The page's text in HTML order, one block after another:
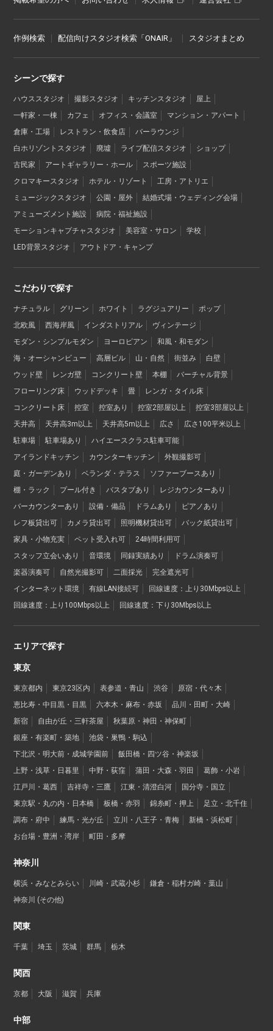
作例検索 配信向けスタジオ検索「ONAIR」 スタジオまとめ
シーンで探す
ハウススタジオ 撮影スタジオ キッチンスタジオ
屋上
一軒家・一棟
カフェ オフィス・会議室
マンション・アパート
倉庫・工場
レストラン・飲食店
バーラウンジ
白ホリゾントスタジオ
廃墟 ライブ配信スタジオ
ショップ
古民家
アートギャラリー・ホール
スポーツ施設
クロマキースタジオ
ホテル・リゾート
工房・アトリエ
ミュージックスタジオ
公園・屋外
結婚式場・ウェディング会場
アミューズメント施設
病院・福祉施設
モーションキャプチャスタジオ
美容室・サロン
学校
LED背景スタジオ
アウトドア・キャンプ
こだわりで探す
ナチュラル グリーン ホワイト ラグジュアリー
ポップ
北欧風
西海岸風 インダストリアル
ヴィンテージ
モダン・シンプルモダン
ヨーロピアン
和風・和モダン
海・オーシャンビュー
高層ビル 山・自然 街並み
白壁
ウッド壁
レンガ壁 コンクリート壁 本棚
バーチャル背景
フローリング床
ウッドデッキ 畳
レンガ・タイル床
コンクリート床
控室 控室あり 控室2部屋以上
控室3部屋以上
天井高
天井高3m以上 天井高5m以上 広さ
広さ100平米以上
駐車場
駐車場あり
ハイエースクラス駐車可能
アイランドキッチン
カウンターキッチン
外観撮影可
庭・ガーデンあり
ベランダ・テラス
ソファーブースあり
棚・ラック
プール付き バスタブあり
レジカウンターあり
バーカウンターあり
設備・備品 ドラムあり
ピアノあり
レフ板貸出可
カメラ貸出可 照明機材貸出可
バック紙貸出可
家具・小物充実
ペット受入れ可
24時間利用可
スタッフ立会いあり
音環境 同録実績あり
ドラム演奏可
楽器演奏可
自然光撮影可 二面採光
完全遮光可
インターネット環境
有線LAN接続可
回線速度：上り30Mbps以上
回線速度：上り100Mbps以上
回線速度：下り30Mbps以上
エリアで探す
東京
東京都内 東京23区内 表参道・青山 渋谷
原宿・代々木
恵比寿・中目黒・目黒
六本木・麻布・赤坂
品川・田町・大崎
新宿
自由が丘・三軒茶屋
秋葉原・神田・神保町
銀座・有楽町・築地
池袋・巣鴨・駒込
下北沢・明大前・成城学園前
飯田橋・四ツ谷・神楽坂
上野・浅草・日暮里
中野・荻窪 蒲田・大森・羽田
葛飾・小岩
江戸川・葛西
吉祥寺・三鷹 江東・清澄白河
国分寺・国立
東京駅・丸の内・日本橋
板橋・赤羽 錦糸町・押上
足立・北千住
調布・府中
練馬・光が丘 立川・八王子・青梅
新橋・浜松町
お台場・豊洲・湾岸
町田・多摩
神奈川
横浜・みなとみらい 川崎・武蔵小杉
鎌倉・稲村ガ崎・葉山
神奈川 (その他)
関東
千葉 埼玉 茨城 群馬 栃木
関西
京都 大阪 滋賀 兵庫
中部